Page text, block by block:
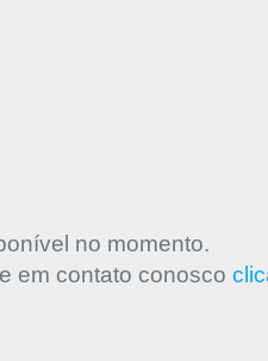
no momento.
em contato conosco